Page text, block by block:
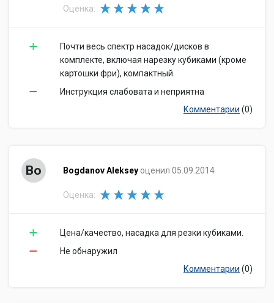
Оценка:
Почти весь спектр насадок/дисков в
комплекте, включая нарезку кубиками (кроме
картошки фри), компактный.
Инструкция слабовата и неприятна
Комментарии (0)
Bo Bogdanov Aleksey оценил 05.09.2014
Оценка:
Цена/качество, насадка для резки кубиками.
Не обнаружил
Комментарии (0)